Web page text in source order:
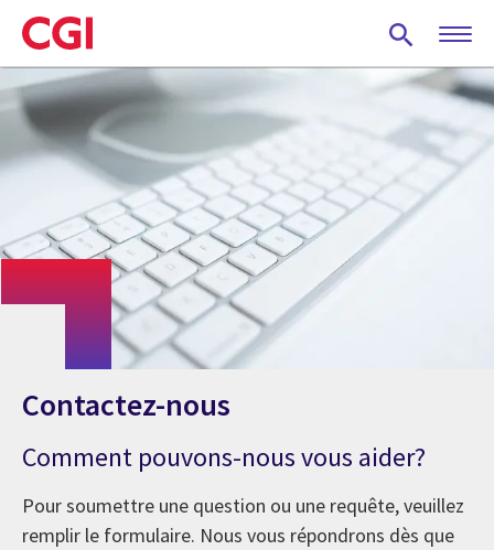
Skip
to
main
content
Contactez-nous
Comment pouvons-nous vous aider?
Pour soumettre une question ou une requête, veuillez
remplir le formulaire. Nous vous répondrons dès que